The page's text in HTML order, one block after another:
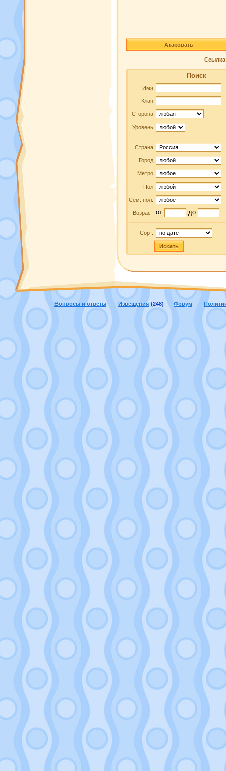
Атаковать
Ссылка
Поиск
Имя
Клан
Сторона
Уровень
Страна
Город
Метро
Пол
Сем. пол.
Возраст от до
Сорт.
Искать
Вопросы и ответы Извещения (248) Форум